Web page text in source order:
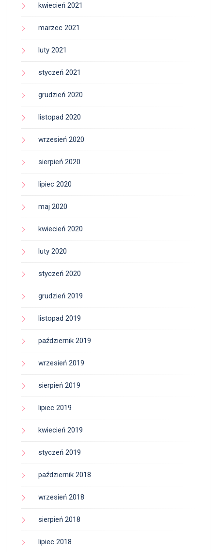
kwiecień 2021
marzec 2021
luty 2021
styczeń 2021
grudzień 2020
listopad 2020
wrzesień 2020
sierpień 2020
lipiec 2020
maj 2020
kwiecień 2020
luty 2020
styczeń 2020
grudzień 2019
listopad 2019
październik 2019
wrzesień 2019
sierpień 2019
lipiec 2019
kwiecień 2019
styczeń 2019
październik 2018
wrzesień 2018
sierpień 2018
lipiec 2018